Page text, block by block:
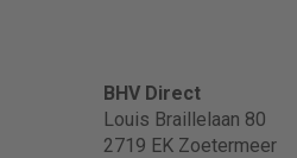
BHV Direct
Louis Braillelaan 80
2719 EK Zoetermeer